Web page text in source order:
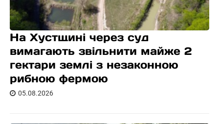
На Хустщині через суд
вимагають звільнити майже 2
гектари землі з незаконною
рибною фермою
05.08.2026